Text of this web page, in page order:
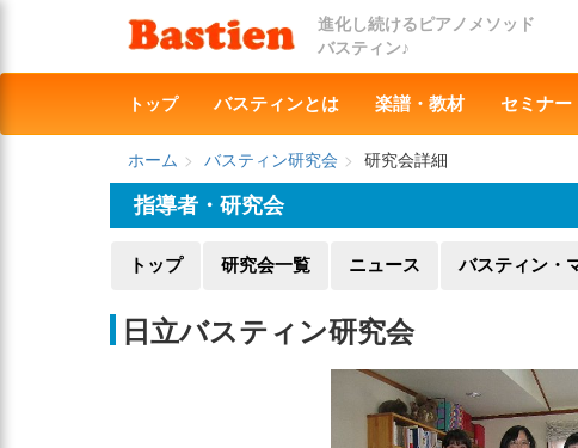
進化し続けるピアノメソッド
バスティン♪
トップ バスティンとは 楽譜・教材 セミナー
ホーム バスティン研究会
研究会詳細
指導者・研究会
トップ 研究会一覧 ニュース バスティン・
日立バスティン研究会